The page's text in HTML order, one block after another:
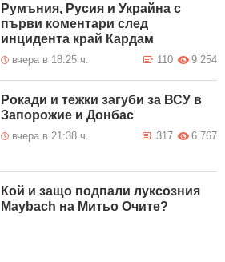
Румъния, Русия и Украйна с
първи коментари след
инцидента край Кардам
вчера в 18:25 ч. 9 254
110
Рокади и тежки загуби за ВСУ в
Запорожие и Донбас
вчера в 21:38 ч. 6 767
317
Кой и защо подпали луксозния
Maybach на Митьо Очите?